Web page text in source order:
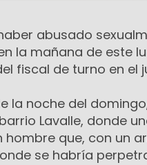
abusado
la mañana de este
fiscal de turno en el
la noche del
Lavalle, donde
que, con un
se habría